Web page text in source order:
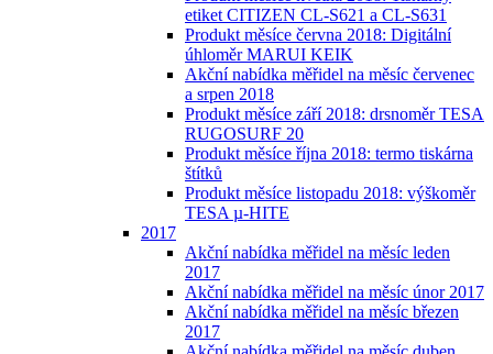
etiket CITIZEN CL-S621 a CL-S631
Produkt měsíce června 2018: Digitální
úhloměr MARUI KEIK
Akční nabídka měřidel na měsíc červenec
a srpen 2018
Produkt měsíce září 2018: drsnoměr TESA
RUGOSURF 20
Produkt měsíce října 2018: termo tiskárna
štítků
Produkt měsíce listopadu 2018: výškoměr
TESA µ-HITE
2017
Akční nabídka měřidel na měsíc leden
2017
Akční nabídka měřidel na měsíc únor 2017
Akční nabídka měřidel na měsíc březen
2017